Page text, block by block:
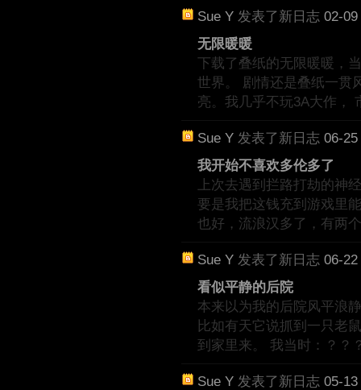
Sue Y 发表了新日志 02-
无限暖暖
下载了叠纸的无限暖暖，
世界。 剧情还是叠纸一贯
亮。我几乎不玩3A大作，
Sue Y 发表了新日志 06-
我开始不喜欢多伦多了
上次去遇到拦路打劫的神
要是我把这钱充到游戏里
也好，流浪汉多了，有两
Sue Y 发表了新日志 06-
看似平静的后院
本来以为我的后院风平浪
比如有天它说抓到一只老
到家里来。 我当时：？？
Sue Y 发表了新日志 05-